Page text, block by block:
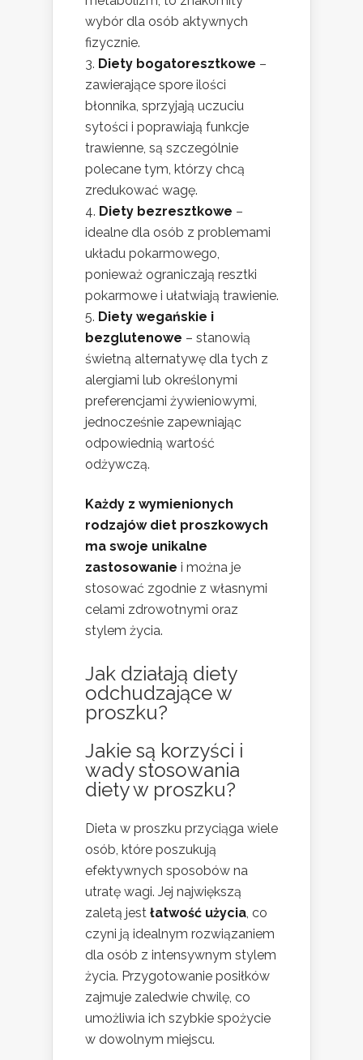
wybór dla osób aktywnych
fizycznie.
Diety bogatoresztkowe –
zawierające spore ilości
błonnika, sprzyjają uczuciu
sytości i poprawiają funkcje
trawienne, są szczególnie
polecane tym, którzy chcą
zredukować wagę.
Diety bezresztkowe –
idealne dla osób z problemami
układu pokarmowego,
ponieważ ograniczają resztki
pokarmowe i ułatwiają trawienie.
Diety wegańskie i
bezglutenowe – stanowią
świetną alternatywę dla tych z
alergiami lub określonymi
preferencjami żywieniowymi,
jednocześnie zapewniając
odpowiednią wartość
odżywczą.
Każdy z wymienionych
rodzajów diet proszkowych
ma swoje unikalne
zastosowanie i można je
stosować zgodnie z własnymi
celami zdrowotnymi oraz
stylem życia.
Jak działają diety
odchudzające w
proszku?
Jakie są korzyści i
wady stosowania
diety w proszku?
Dieta w proszku przyciąga wiele
osób, które poszukują
efektywnych sposobów na
utratę wagi. Jej największą
zaletą jest łatwość użycia, co
czyni ją idealnym rozwiązaniem
dla osób z intensywnym stylem
życia. Przygotowanie posiłków
zajmuje zaledwie chwilę, co
umożliwia ich szybkie spożycie
w dowolnym miejscu.